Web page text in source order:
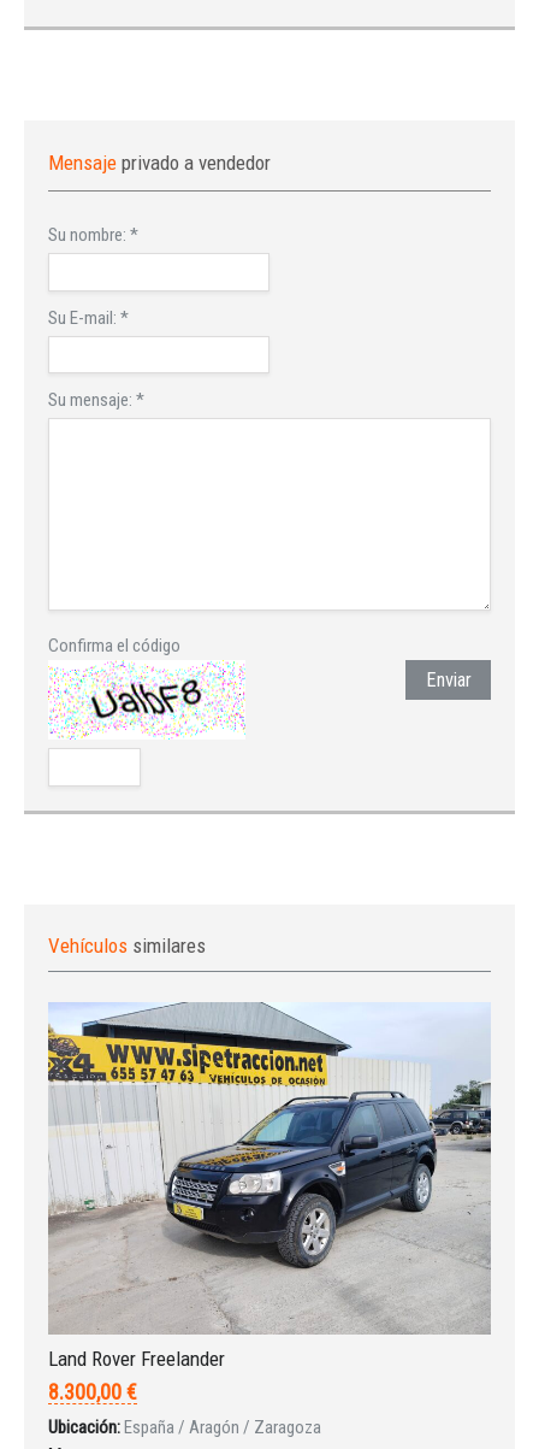
Mensaje privado a vendedor
Su nombre: *
Su E-mail: *
Su mensaje: *
Confirma el código
Enviar
Vehículos similares
Land Rover Freelander
8.300,00 €
Ubicación:España / Aragón / Zaragoza